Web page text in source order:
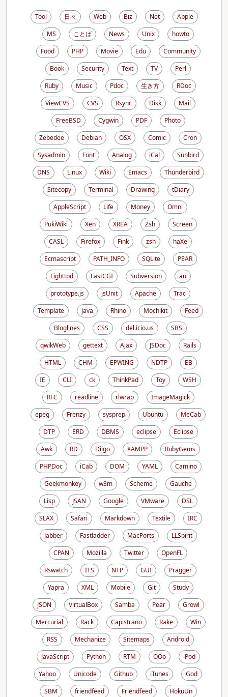
Tool 日々 Web Biz Net
Apple
MS
ことば News Unix
howto
Food
PHP Movie Edu
Community
Book
Security Text TV
Perl
Ruby
Music Pdoc 生き方
RDoc
ViewCVS
CVS Rsync Disk
Mail
FreeBSD
Cygwin PDF
Photo
Zebedee
Debian OSX Comic
Cron
Sysadmin
Font Analog iCal
Sunbird
DNS
Linux Wiki Emacs
Thunderbird
Sitecopy
Terminal Drawing
tDiary
AppleScript
Life Money
Omni
PukiWiki
Xen XREA Zsh
Screen
CASL
Firefox Fink zsh
haXe
Ecmascript
PATH_INFO SQLite
PEAR
Lighttpd
FastCGI Subversion
au
prototype.js
jsUnit Apache
Trac
Template
Java Rhino Mochikit
Feed
Bloglines
CSS del.icio.us
SBS
qwikWeb
gettext Ajax JSDoc
Rails
HTML
CHM EPWING NDTP
EB
IE
CLI ck ThinkPad Toy
WSH
RFC
readline rlwrap
ImageMagick
epeg
Frenzy sysprep Ubuntu
MeCab
DTP
ERD DBMS eclipse
Eclipse
Awk
RD Diigo XAMPP
RubyGems
PHPDoc
iCab DOM YAML
Camino
Geekmonkey
w3m Scheme
Gauche
Lisp
JSAN Google VMware
DSL
SLAX
Safari Markdown Textile
IRC
Jabber
Fastladder MacPorts
LLSpirit
CPAN
Mozilla Twitter
OpenFL
Rswatch
ITS NTP GUI
Pragger
Yapra
XML Mobile Git
Study
JSON
VirtualBox Samba Pear
Growl
Mercurial
Rack Capistrano Rake
Win
RSS
Mechanize Sitemaps
Android
JavaScript
Python RTM OOo
iPod
Yahoo
Unicode Github iTunes
God
SBM
friendfeed Friendfeed
HokuUn